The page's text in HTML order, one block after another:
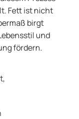
Fett ist nicht
birgt
und
fördern.